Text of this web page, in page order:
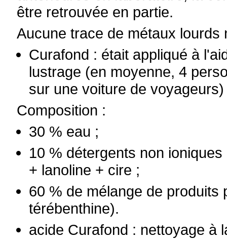
être retrouvée en partie.
Aucune trace de métaux lourds
Curafond : était appliqué à
lustrage (en moyenne, 4
sur une voiture de voyageurs)
Composition :
30 % eau ;
10 % détergents non
+ lanoline + cire ;
60 % de mélange de
térébenthine).
acide Curafond : nettoyage à